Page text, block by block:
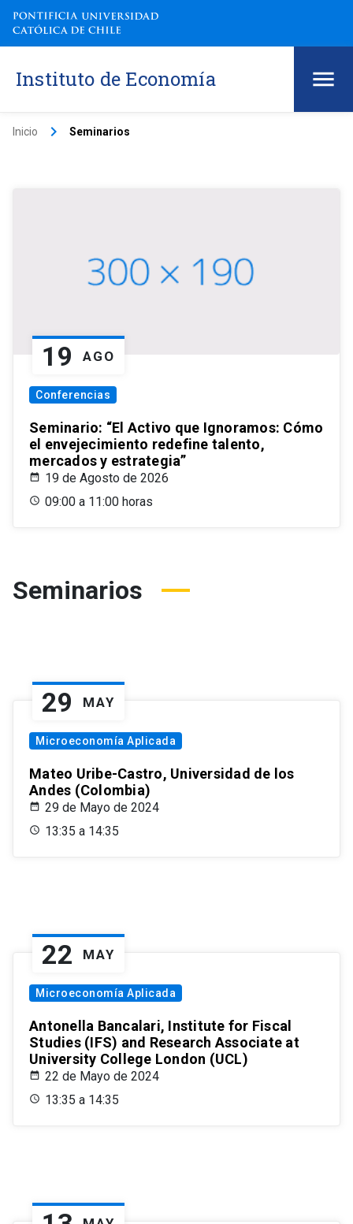
Instituto de Economía
Inicio keyboard_arrow_right Seminarios
19 AGO
Conferencias
Seminario: “El Activo que Ignoramos: Cómo
el envejecimiento redefine talento,
mercados y estrategia”
19 de Agosto de 2026
09:00 a 11:00 horas
Seminarios
29 MAY
Microeconomía Aplicada
Mateo Uribe-Castro, Universidad de los
Andes (Colombia)
29 de Mayo de 2024
13:35 a 14:35
22 MAY
Microeconomía Aplicada
Antonella Bancalari, Institute for Fiscal
Studies (IFS) and Research Associate at
University College London (UCL)
22 de Mayo de 2024
13:35 a 14:35